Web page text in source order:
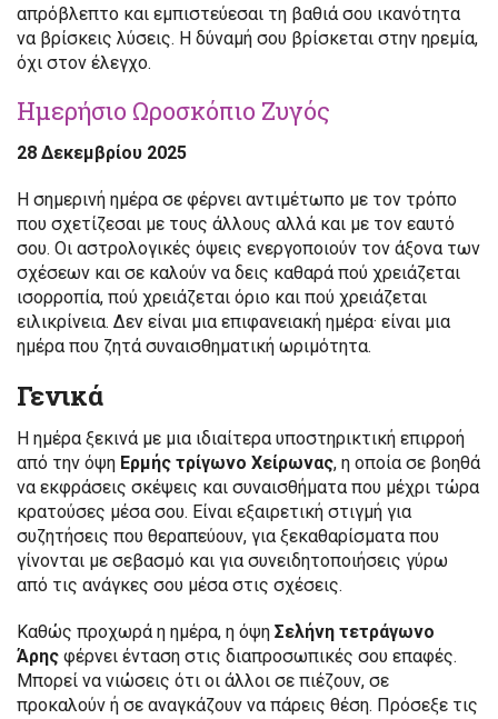
απρόβλεπτο και εμπιστεύεσαι τη βαθιά σου ικανότητα
να βρίσκεις λύσεις. Η δύναμή σου βρίσκεται στην ηρεμία,
όχι στον έλεγχο.
Ημερήσιο Ωροσκόπιο Ζυγός
28 Δεκεμβρίου 2025
Η σημερινή ημέρα σε φέρνει αντιμέτωπο με τον τρόπο
που σχετίζεσαι με τους άλλους αλλά και με τον εαυτό
σου. Οι αστρολογικές όψεις ενεργοποιούν τον άξονα των
σχέσεων και σε καλούν να δεις καθαρά πού χρειάζεται
ισορροπία, πού χρειάζεται όριο και πού χρειάζεται
ειλικρίνεια. Δεν είναι μια επιφανειακή ημέρα· είναι μια
ημέρα που ζητά συναισθηματική ωριμότητα.
Γενικά
Η ημέρα ξεκινά με μια ιδιαίτερα υποστηρικτική επιρροή
από την όψη Ερμής τρίγωνο Χείρωνας, η οποία σε βοηθά
να εκφράσεις σκέψεις και συναισθήματα που μέχρι τώρα
κρατούσες μέσα σου. Είναι εξαιρετική στιγμή για
συζητήσεις που θεραπεύουν, για ξεκαθαρίσματα που
γίνονται με σεβασμό και για συνειδητοποιήσεις γύρω
από τις ανάγκες σου μέσα στις σχέσεις.
Καθώς προχωρά η ημέρα, η όψη Σελήνη τετράγωνο
Άρης φέρνει ένταση στις διαπροσωπικές σου επαφές.
Μπορεί να νιώσεις ότι οι άλλοι σε πιέζουν, σε
προκαλούν ή σε αναγκάζουν να πάρεις θέση. Πρόσεξε τις